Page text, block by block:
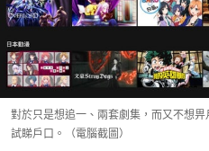
對於只是想追一、兩套劇集，而又不想
試睇戶口。（電腦截圖）